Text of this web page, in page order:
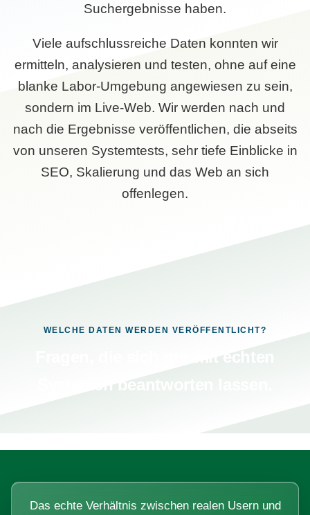
Suchergebnisse haben.
Viele aufschlussreiche Daten konnten wir
ermitteln, analysieren und testen, ohne auf eine
blanke Labor-Umgebung angewiesen zu sein,
sondern im Live-Web. Wir werden nach und
nach die Ergebnisse veröffentlichen, die abseits
von unseren Systemtests, sehr tiefe Einblicke in
SEO, Skalierung und das Web an sich
offenlegen.
WELCHE DATEN WERDEN VERÖFFENTLICHT?
Das echte Verhältnis zwischen realen Usern und